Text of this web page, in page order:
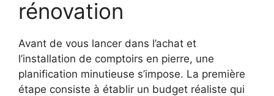
rénovation
Avant de vous lancer dans l’achat et
l’installation de comptoirs en pierre, une
planification minutieuse s’impose. La première
étape consiste à établir un budget réaliste qui